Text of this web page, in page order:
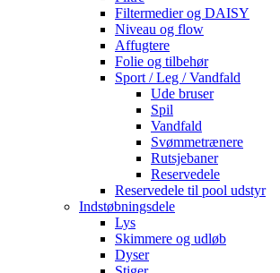
Filtermedier og DAISY
Niveau og flow
Affugtere
Folie og tilbehør
Sport / Leg / Vandfald
Ude bruser
Spil
Vandfald
Svømmetrænere
Rutsjebaner
Reservedele
Reservedele til pool udstyr
Indstøbningsdele
Lys
Skimmere og udløb
Dyser